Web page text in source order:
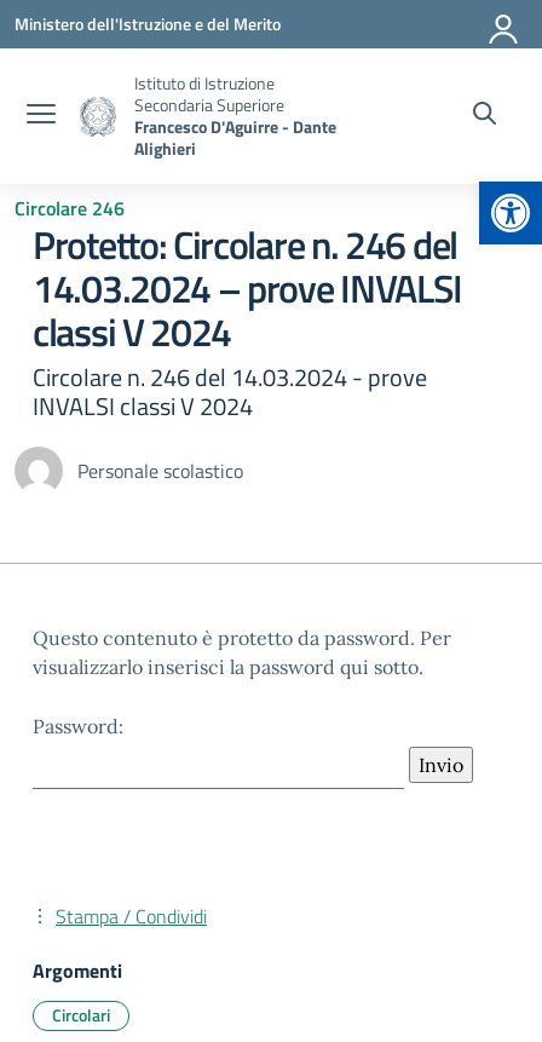
Vai ai contenuti
Vai al menu di navigazione
Vai al footer
Ministero dell'Istruzione e del Merito
Istituto di Istruzione
Secondaria Superiore
Francesco D'Aguirre - Dante
Alighieri
Circolare 246
Protetto: Circolare n. 246 del
14.03.2024 – prove INVALSI
classi V 2024
Circolare n. 246 del 14.03.2024 - prove
INVALSI classi V 2024
Personale scolastico
Questo contenuto è protetto da password. Per
visualizzarlo inserisci la password qui sotto.
Password:
Stampa / Condividi
Argomenti
Circolari